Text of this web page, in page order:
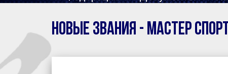
Новые звания - МАСТЕР